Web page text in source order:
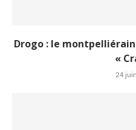
Drogo : le
«
24